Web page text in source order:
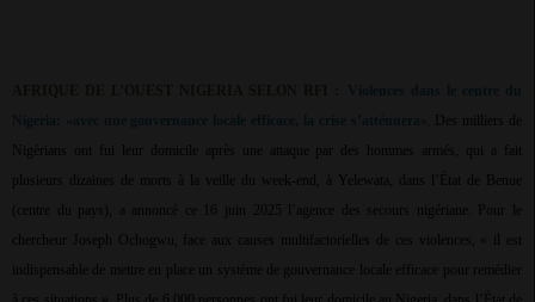
. Des milliers de
Nigérians ont fui leur domicile après une attaque par des hommes armés, qui a fait
plusieurs dizaines de morts à la veille du week-end, à Yelewata, dans l’État de Benue
(centre du pays), a annoncé ce 16 juin 2025 l’agence des secours nigériane. Pour le
chercheur Joseph Ochogwu, face aux causes multifactorielles de ces violences, « il est
indispensable de mettre en place un système de gouvernance locale efficace pour remédier